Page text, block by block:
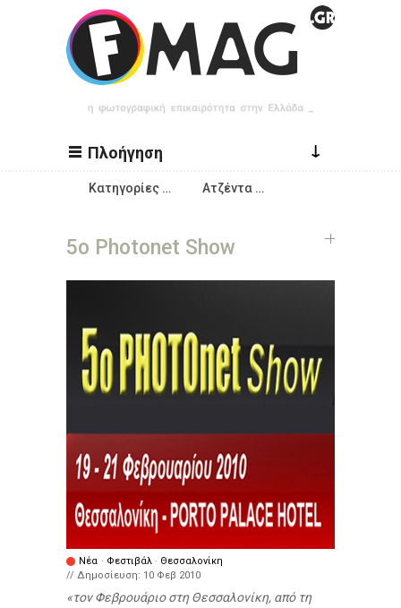
Παράκαμψη προς το κυρίως περιεχόμενο
Πλοήγηση ↓
Κατηγορίες … Ατζέντα …
5o Photonet Show
Νέα · Φεστιβάλ · Θεσσαλονίκη
// Δημοσίευση: 10 Φεβ 2010
τον Φεβρουάριο στη Θεσσαλονίκη, από τη